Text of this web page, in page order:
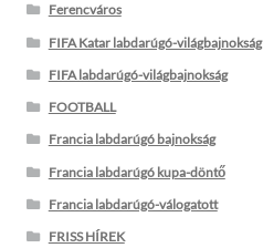
Ferencváros
FIFA Katar labdarúgó-világbajnokság
FIFA labdarúgó-világbajnokság
FOOTBALL
Francia labdarúgó bajnokság
Francia labdarúgó kupa-döntő
Francia labdarúgó-válogatott
FRISS HÍREK